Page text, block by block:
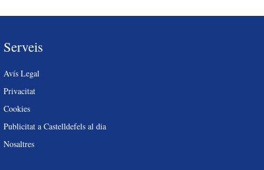
Serveis
Avís Legal
Privacitat
Cookies
Publicitat a Castelldefels al dia
Nosaltres